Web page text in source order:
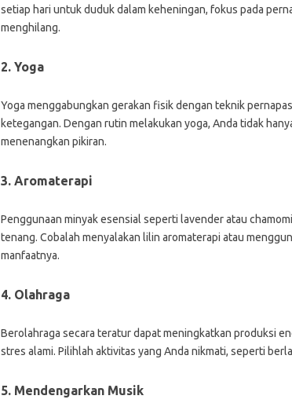
setiap hari untuk duduk dalam keheningan, fokus pada
menghilang.
2. Yoga
Yoga menggabungkan gerakan fisik dengan teknik
ketegangan. Dengan rutin melakukan yoga, Anda tidak
menenangkan pikiran.
3. Aromaterapi
Penggunaan minyak esensial seperti lavender atau
tenang. Cobalah menyalakan lilin aromaterapi atau
manfaatnya.
4. Olahraga
Berolahraga secara teratur dapat meningkatkan produksi
stres alami. Pilihlah aktivitas yang Anda nikmati, seperti
5. Mendengarkan Musik